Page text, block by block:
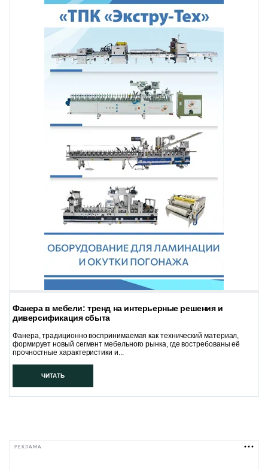
Фанера в мебели: тренд на интерьерные решения и
диверсификация сбыта
Фанера, традиционно воспринимаемая как технический материал,
формирует новый сегмент мебельного рынка, где востребованы её
прочностные характеристики и...
ЧИТАТЬ
РЕКЛАМА